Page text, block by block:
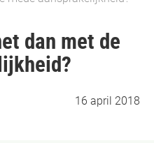
dan met de
16 april 2018